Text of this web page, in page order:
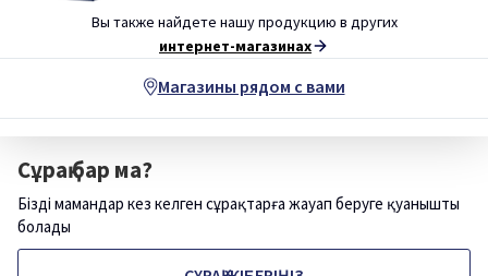
Вы также найдете нашу продукцию в других
интернет-магазинах
Магазины рядом с вами
Сұрақ бар ма?
Біздің мамандар кез келген сұрақтарға жауап беруге қуанышты
болады